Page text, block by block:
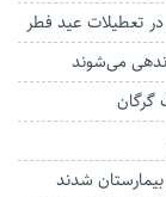
می‌شوند
گرگان
شدند